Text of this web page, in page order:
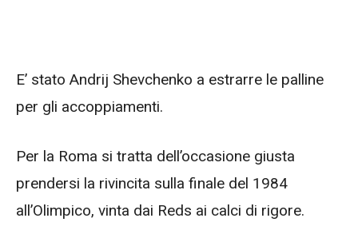
E’ stato Andrij Shevchenko a estrarre le palline
per gli accoppiamenti.
Per la Roma si tratta dell’occasione giusta
prendersi la rivincita sulla finale del 1984
all’Olimpico, vinta dai Reds ai calci di rigore.